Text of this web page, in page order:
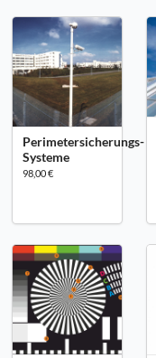
Perimetersicherungs-
Systeme
98,00 €